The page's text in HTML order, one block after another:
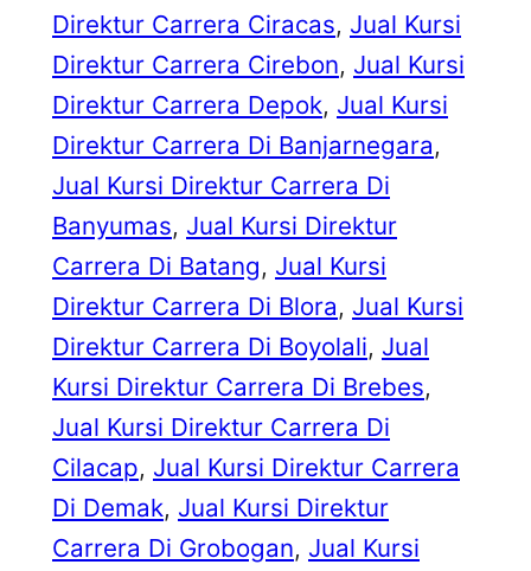
Direktur Carrera Ciracas, Jual Kursi
Direktur Carrera Cirebon, Jual Kursi
Direktur Carrera Depok, Jual Kursi
Direktur Carrera Di Banjarnegara
Jual Kursi Direktur Carrera Di
Banyumas, Jual Kursi Direktur
Carrera Di Batang, Jual Kursi
Direktur Carrera Di Blora, Jual Kursi
Direktur Carrera Di Boyolali, Jual
Kursi Direktur Carrera Di Brebes
Jual Kursi Direktur Carrera Di
Cilacap, Jual Kursi Direktur Carrera
Di Demak, Jual Kursi Direktur
Carrera Di Grobogan, Jual Kursi